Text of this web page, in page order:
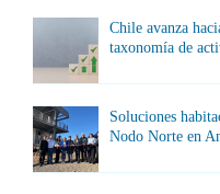
Chile avanza
taxonomía de
Soluciones
Nodo Norte en